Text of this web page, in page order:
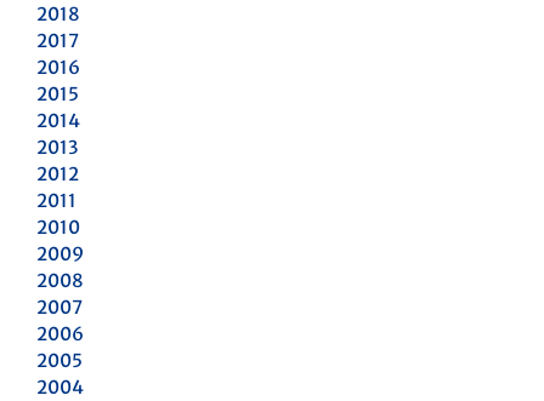
2018
2017
2016
2015
2014
2013
2012
2011
2010
2009
2008
2007
2006
2005
2004